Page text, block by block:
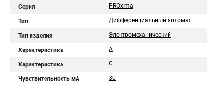
Серия PROxima
Тип Дифференциальный автомат
Тип изделия Электромеханический
Характеристика A
Характеристика C
Чувствительность мА 30